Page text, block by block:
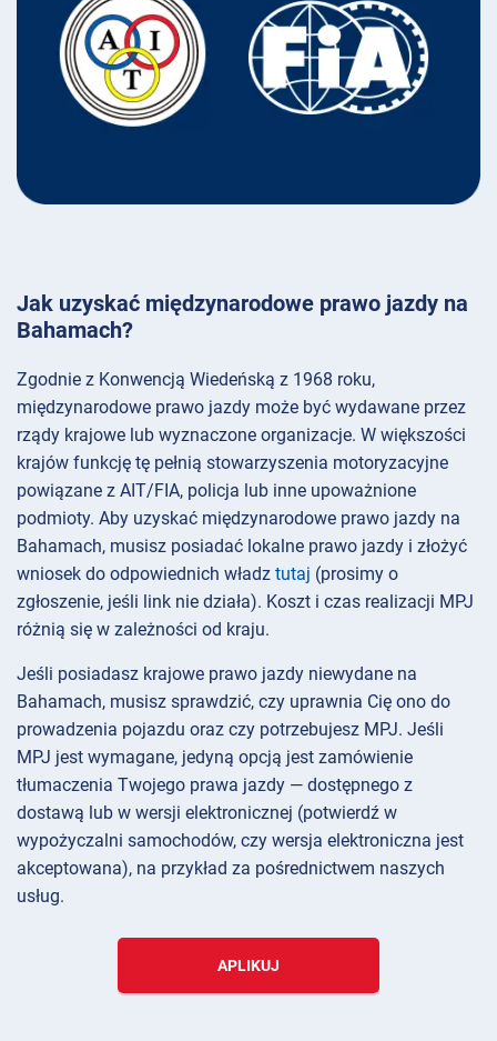
Jak uzyskać międzynarodowe prawo jazdy na
Bahamach?
Zgodnie z Konwencją Wiedeńską z 1968 roku,
międzynarodowe prawo jazdy może być wydawane przez
rządy krajowe lub wyznaczone organizacje. W większości
krajów funkcję tę pełnią stowarzyszenia motoryzacyjne
powiązane z AIT/FIA, policja lub inne upoważnione
podmioty. Aby uzyskać międzynarodowe prawo jazdy na
Bahamach, musisz posiadać lokalne prawo jazdy i złożyć
wniosek do odpowiednich władz tutaj (prosimy o
zgłoszenie, jeśli link nie działa). Koszt i czas realizacji MPJ
różnią się w zależności od kraju.
Jeśli posiadasz krajowe prawo jazdy niewydane na
Bahamach, musisz sprawdzić, czy uprawnia Cię ono do
prowadzenia pojazdu oraz czy potrzebujesz MPJ. Jeśli
MPJ jest wymagane, jedyną opcją jest zamówienie
tłumaczenia Twojego prawa jazdy — dostępnego z
dostawą lub w wersji elektronicznej (potwierdź w
wypożyczalni samochodów, czy wersja elektroniczna jest
akceptowana), na przykład za pośrednictwem naszych
usług.
APLIKUJ